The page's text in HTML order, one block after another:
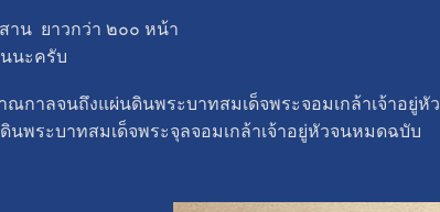
าน ยาวกว่า ๒๐๐ หน้า
นะครับ
กาลจนถึงแผ่นดินพระบาทสมเด็จพระจอมเกล้าเจ้าอยู่หัว
พระบาทสมเด็จพระจุลจอมเกล้าเจ้าอยู่หัวจนหมดฉบับ